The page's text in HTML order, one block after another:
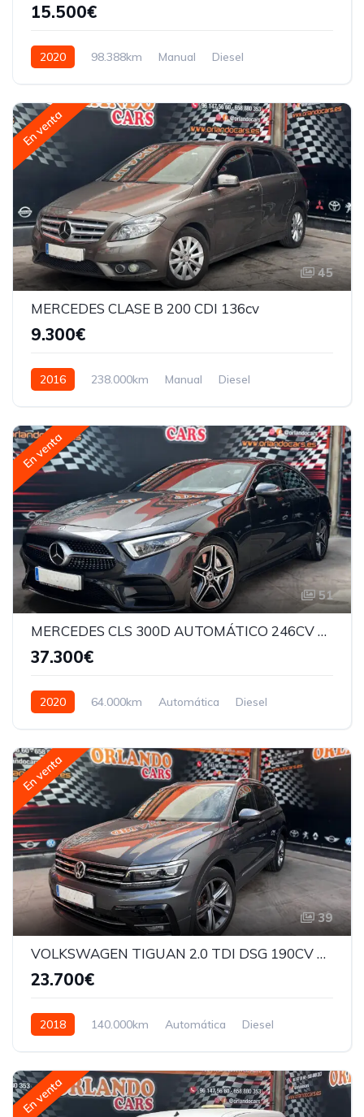
15.500€
2020 98.388km Manual Diesel
En venta
45
MERCEDES CLASE B 200 CDI 136cv
9.300€
2016 238.000km Manual Diesel
En venta
51
MERCEDES CLS 300D AUTOMÁTICO 246CV AMG
37.300€
2020 64.000km Automática Diesel
En venta
39
VOLKSWAGEN TIGUAN 2.0 TDI DSG 190CV 4-MOTION R-LINE
23.700€
2018 140.000km Automática Diesel
En venta